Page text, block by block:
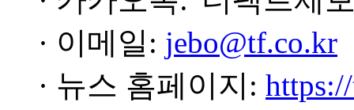
· 이메일: jebo@tf.co.kr
· 뉴스 홈페이지: